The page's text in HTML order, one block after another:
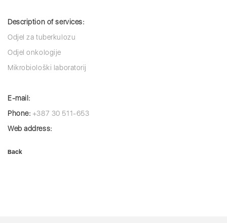
Description of services:
Odjel za tuberkulozu
Odjel onkologije
Mikrobiološki laboratorij
E-mail:
Phone: +387 30 511-653
Web address:
Back